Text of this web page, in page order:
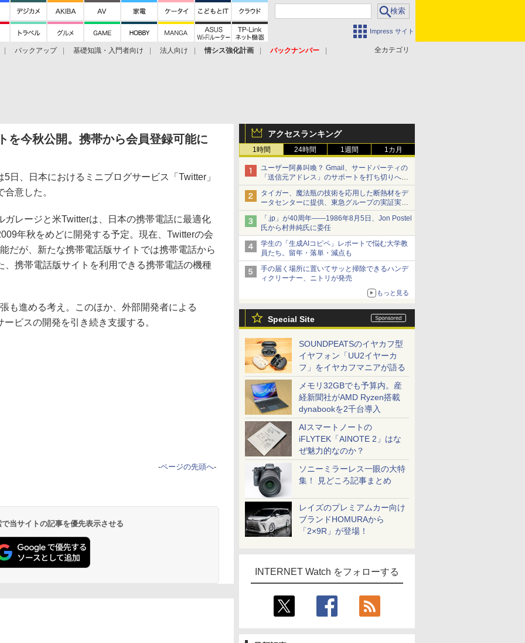
Impress サイト
全カテゴリ
バックアップ 基礎知識・入門者向け 法人向け 情シス強化計画
バックナンバー
アクセスランキング
1時間 24時間 1週間 1カ月
ユーザー阿鼻叫喚？ Gmail、サードパーティの
「送信元アドレス」のサポートを打ち切りへ
【やじうまWatch】
タイガー、魔法瓶の技術を応用した断熱材をデ
ータセンターに提供、東急グループの実証実験
で 「ステンレス密封真空断熱パネル TIVIP」
「.jp」が40周年――1986年8月5日、Jon Postel
氏から村井純氏に委任
学生の「生成AIコピペ」レポートで悩む大学教
員たち。留年・落単・減点も
手の届く場所に置いてサッと掃除できるハンデ
ィクリーナー、ニトリが発売
もっと見る
Special Site
SOUNDPEATSのイヤカフ型
イヤフォン「UU2イヤーカ
フ」をイヤカフマニアが語る
メモリ32GBでも予算内。産
経新聞社がAMD Ryzen搭載
dynabookを2千台導入
AIスマートノートの
iFLYTEK「AINOTE 2」はな
ぜ魅力的なのか？
ソニーミラーレス一眼の大特
集！ 見どころ記事まとめ
レイズのプレミアムカー向け
ブランドHOMURAから
「2×9R」が登場！
INTERNET Watch をフォローする
を今秋公開。携帯から会員登録可能に
日、日本におけるミニブログサービス「Twitter」
意した。
レージと米Twitterは、日本の携帯電話に最適化
年秋をめどに開発する予定。現在、Twitterの会
だが、新たな携帯電話版サイトでは携帯電話から
、携帯電話版サイトを利用できる携帯電話の機種
も進める考え。このほか、外部開発者による
ビスの開発を引き続き支援する。
-ページの先頭へ-
当サイトの記事を優先表示させる